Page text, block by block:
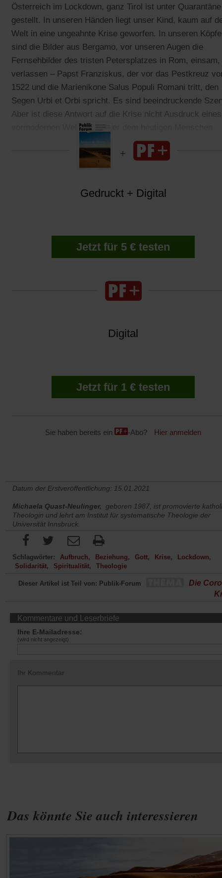
Das könnte Sie auch interessieren
Österreich im Lockdown, ganz Tirol ist unter Quarantäne
gestellt. In unseren Händen liegt unser Kind, kaum auf
Welt in eine ungeahnte Krise geworfen. In unseren
sind die Bilder aus Bergamo, vor unseren Augen die
Fernsehbilder des tristen Petersplatzes in Rom, einsam,
verlassen – Papst Franziskus, der vor das Pestkreuz
1522 und die Marienikone Salus Populi Romani tritt, den
Segen Urbi et Orbi spricht. Es sind beeindruckende
Aber ist diese Antwort auf die Krise nicht Ausdruck eines
vormodernen Weltbilds, einer dem heutigen Menschen
unvermittelbaren Theologie?
Gedruckt + Digital
Jetzt für 5 € testen
Digital
Jetzt für 1 € testen
Sie haben bereits ein -Abo? Hier anmelden
Datum der Erstveröffentlichung: 15.01.2021
Michaela Quast-Neulinger,
geboren 1987, ist promovierte
Theologin und lehrt am Institut für systematische Theologie der
Universität Innsbruck.
Schlagwörter: Aufbruch Beziehung Gott Krise
Lockdown
Solidarität
Spiritualität Theologie
Dieser Artikel ist Teil von: Publik-Forum
Die
Kommentare und Leserbriefe
Ihre E-Mailadresse:
(wird nicht angezeigt)
Ihr Kommentar